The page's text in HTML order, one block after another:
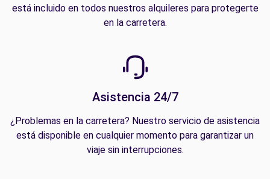
está incluido en todos nuestros alquileres para protegerte
en la carretera.
Asistencia 24/7
¿Problemas en la carretera? Nuestro servicio de asistencia
está disponible en cualquier momento para garantizar un
viaje sin interrupciones.